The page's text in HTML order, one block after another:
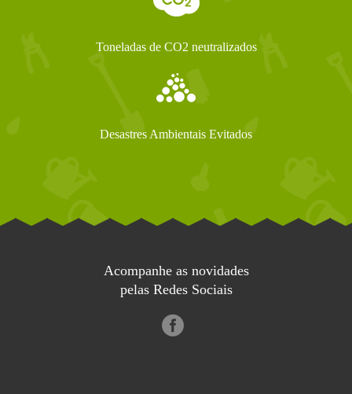
Toneladas de CO2 neutralizados
Desastres Ambientais Evitados
Acompanhe as novidades
pelas Redes Sociais